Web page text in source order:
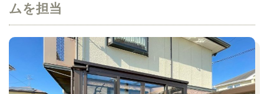
ムを担当